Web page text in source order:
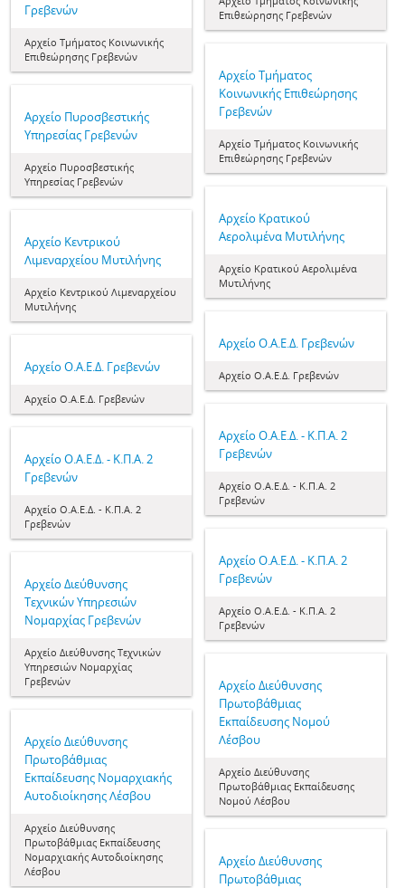
Επιθεώρησης Γρεβενών
Γρεβενών
Αρχείο Τμήματος Κοινωνικής
Επιθεώρησης Γρεβενών
Αρχείο Τμήματος
Κοινωνικής Επιθεώρησης
Γρεβενών
Αρχείο Τμήματος Κοινωνικής
Επιθεώρησης Γρεβενών
Αρχείο Πυροσβεστικής
Υπηρεσίας Γρεβενών
Αρχείο Πυροσβεστικής
Υπηρεσίας Γρεβενών
Αρχείο Κρατικού
Αερολιμένα Μυτιλήνης
Αρχείο Κρατικού Αερολιμένα
Μυτιλήνης
Αρχείο Κεντρικού
Λιμεναρχείου Μυτιλήνης
Αρχείο Κεντρικού Λιμεναρχείου
Μυτιλήνης
Αρχείο Ο.Α.Ε.Δ. Γρεβενών
Αρχείο Ο.Α.Ε.Δ. Γρεβενών
Αρχείο Ο.Α.Ε.Δ. Γρεβενών
Αρχείο Ο.Α.Ε.Δ. Γρεβενών
Αρχείο Ο.Α.Ε.Δ. - Κ.Π.Α. 2
Γρεβενών
Αρχείο Ο.Α.Ε.Δ. - Κ.Π.Α. 2
Γρεβενών
Αρχείο Ο.Α.Ε.Δ. - Κ.Π.Α. 2
Γρεβενών
Αρχείο Ο.Α.Ε.Δ. - Κ.Π.Α. 2
Γρεβενών
Αρχείο Ο.Α.Ε.Δ. - Κ.Π.Α. 2
Γρεβενών
Αρχείο Ο.Α.Ε.Δ. - Κ.Π.Α. 2
Γρεβενών
Αρχείο Διεύθυνσης
Τεχνικών Υπηρεσιών
Νομαρχίας Γρεβενών
Αρχείο Διεύθυνσης Τεχνικών
Υπηρεσιών Νομαρχίας
Γρεβενών
Αρχείο Διεύθυνσης
Πρωτοβάθμιας
Εκπαίδευσης Νομού
Λέσβου
Αρχείο Διεύθυνσης
Πρωτοβάθμιας Εκπαίδευσης
Νομού Λέσβου
Αρχείο Διεύθυνσης
Πρωτοβάθμιας
Εκπαίδευσης Νομαρχιακής
Αυτοδιοίκησης Λέσβου
Αρχείο Διεύθυνσης
Πρωτοβάθμιας Εκπαίδευσης
Νομαρχιακής Αυτοδιοίκησης
Λέσβου
Αρχείο Διεύθυνσης
Πρωτοβάθμιας